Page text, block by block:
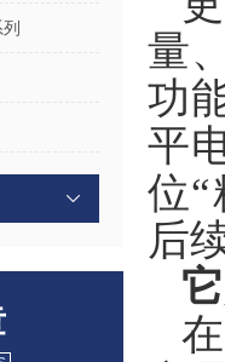
量
功
平
位
后